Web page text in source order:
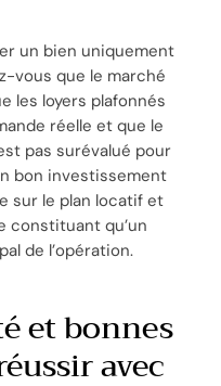
un bien uniquement
vous que le marché
les loyers plafonnés
réelle et que le
pas surévalué pour
bon investissement
sur le plan locatif et
constituant qu’un
de l’opération.
et bonnes
avec